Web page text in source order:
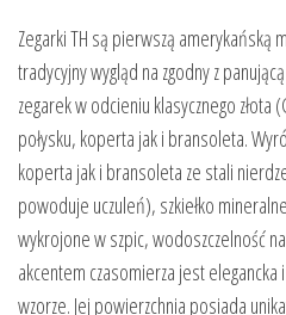
Zegarki TH są pierwszą amerykańską
tradycyjny wygląd na zgodny z
zegarek w odcieniu klasycznego złota
połysku, koperta jak i bransoleta.
koperta jak i bransoleta ze stali
powoduje uczuleń), szkiełko
wykrojone w szpic, wodoszczelność
akcentem czasomierza jest
wzorze. Jej powierzchnia posiada